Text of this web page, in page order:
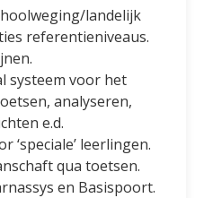
landelijk
referentieniveaus.
systeem voor het
analyseren,
e.d.
‘speciale’ leerlingen.
qua toetsen.
en Basispoort.